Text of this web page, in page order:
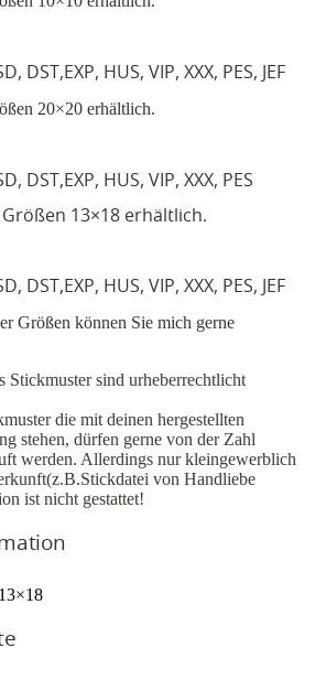
DST,EXP, HUS, VIP, XXX, PES, JEF
20×20 erhältlich.
DST,EXP, HUS, VIP, XXX, PES
13×18 erhältlich.
DST,EXP, HUS, VIP, XXX, PES, JEF
Größen können Sie mich gerne
Stickmuster sind urheberrechtlicht
die mit deinen hergestellten
stehen, dürfen gerne von der Zahl
werden. Allerdings nur kleingewerblich
von Handliebe
ist nicht gestattet!